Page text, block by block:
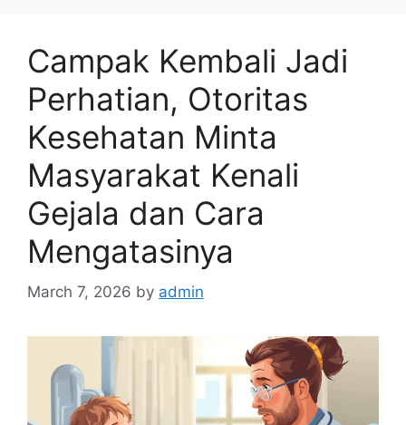
Campak Kembali Jadi
Perhatian, Otoritas
Kesehatan Minta
Masyarakat Kenali
Gejala dan Cara
Mengatasinya
March 7, 2026 by admin